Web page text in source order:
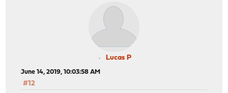
Lucas P
June 14, 2019, 10:03:58 AM
#12